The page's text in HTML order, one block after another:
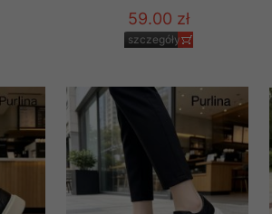
59.00 zł
szczegóły